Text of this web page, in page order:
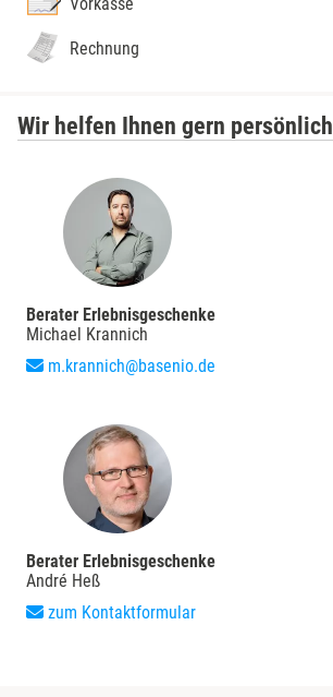
Rechnung
Wir helfen Ihnen gern persönlich
Berater Erlebnisgeschenke
Michael Krannich
m.krannich@basenio.de
Berater Erlebnisgeschenke
André Heß
zum Kontaktformular